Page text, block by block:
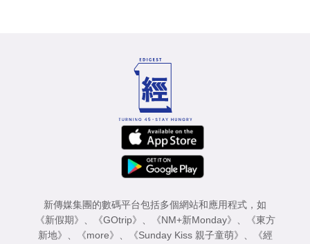
新傳媒集團的數碼平台包括多個網站和應用程式，如
《新假期》
《GOtrip》 《NM+新Monday》
《東方
新地》
《more》 《Sunday Kiss 親子童萌》
《經